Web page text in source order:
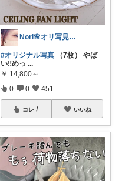
Nori🌸オリ写見て欲しいなぁ🤭
#オリジナル写真 （7枚） やば
い‼️めっ ...
￥ 14,800～
0 0 451
コレ いいね